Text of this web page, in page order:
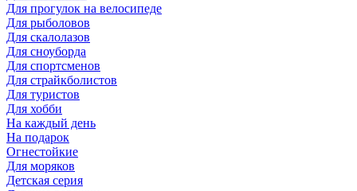
Для прогулок на велосипеде
Для рыболовов
Для скалолазов
Для сноуборда
Для спортсменов
Для страйкболистов
Для туристов
Для хобби
На каждый день
На подарок
Огнестойкие
Для моряков
Детская серия